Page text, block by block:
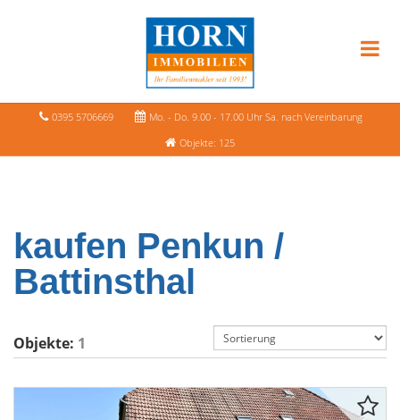
0395 5706669
Mo. - Do. 9.00 - 17.00 Uhr Sa. nach Vereinbarung
Objekte: 125
kaufen Penkun /
Battinsthal
Objekte: 1